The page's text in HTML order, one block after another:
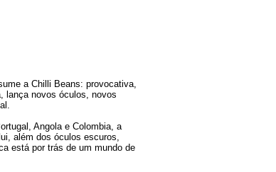
a Chilli Beans: provocativa,
lança novos óculos, novos
Angola e Colombia, a
além dos óculos escuros,
está por trás de um mundo de